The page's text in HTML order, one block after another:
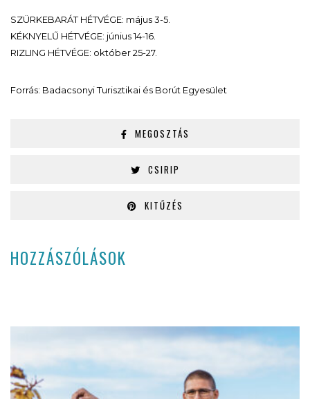
SZÜRKEBARÁT HÉTVÉGE: május 3-5.
KÉKNYELŰ HÉTVÉGE: június 14-16.
RIZLING HÉTVÉGE: október 25-27.
Forrás: Badacsonyi Turisztikai és Borút Egyesület
MEGOSZTÁS
CSIRIP
KITŰZÉS
HOZZÁSZÓLÁSOK